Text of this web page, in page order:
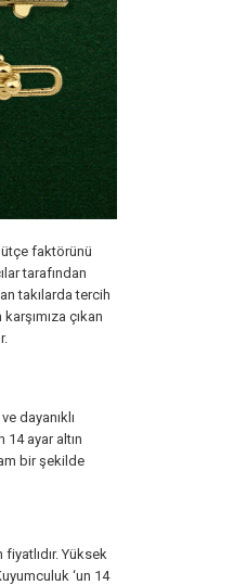
faktörünü
tarafından
takılarda tercih
çıkan
dayanıklı
14 ayar altın
bir şekilde
Yüksek
‘un 14